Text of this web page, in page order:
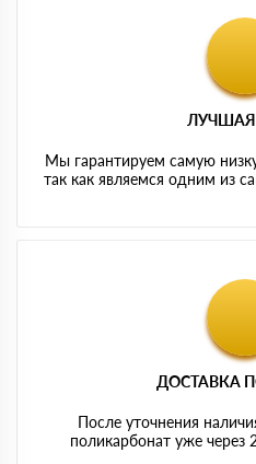
Мы гарантируем самую
так как являемся одним из
ДОСТАВКА
После уточнения
поликарбонат уже через